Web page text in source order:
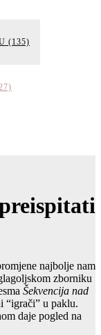
(135)
najbolje nam
zborniku
Šekvencija nad
“igrači” u paklu.
daje pogled na